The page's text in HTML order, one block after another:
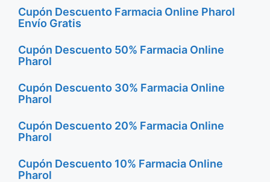
Cupón Descuento Farmacia Online Pharol
Envío Gratis
Cupón Descuento 50% Farmacia Online
Pharol
Cupón Descuento 30% Farmacia Online
Pharol
Cupón Descuento 20% Farmacia Online
Pharol
Cupón Descuento 10% Farmacia Online
Pharol